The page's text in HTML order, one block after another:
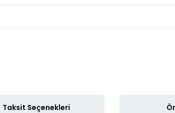
Taksit Seçenekleri